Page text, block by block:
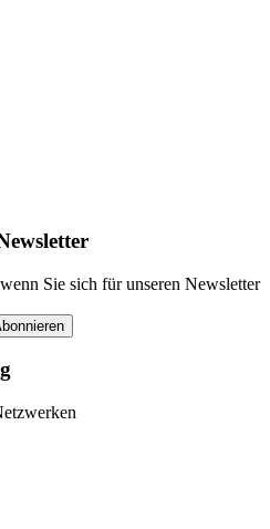
Sie sich für unseren Newsletter